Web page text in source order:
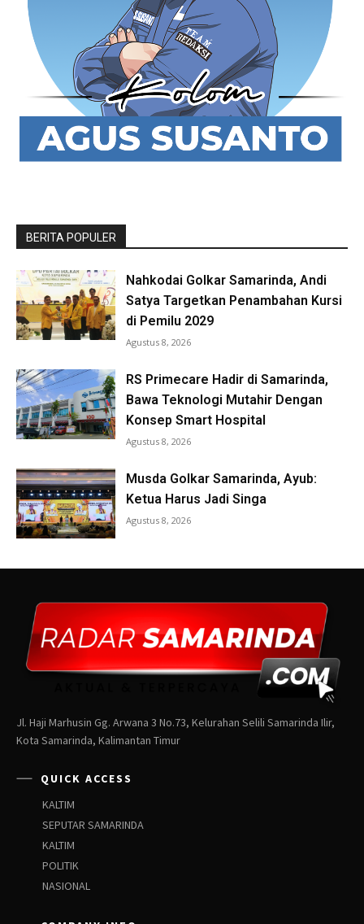
Jl. Haji Marhusin Gg. Arwana 3 No.73, Kelurahan Selili Samarinda Ilir,
Kota Samarinda, Kalimantan Timur
QUICK ACCESS
KALTIM
SEPUTAR SAMARINDA
KALTIM
POLITIK
NASIONAL